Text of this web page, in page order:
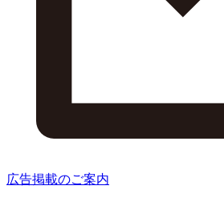
広告掲載のご案内